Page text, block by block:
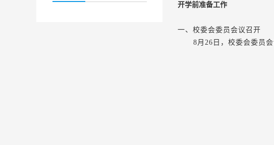
开学前准备工作
一、 校委会委员会议召开
8月26日，校委会委员